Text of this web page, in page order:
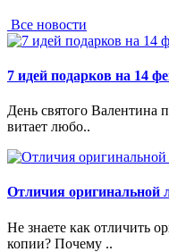
Все новости
7 идей подарков на 14
День святого Валентина
витает любо..
Отличия оригинальной
Не знаете как отличить
копии? Почему ..